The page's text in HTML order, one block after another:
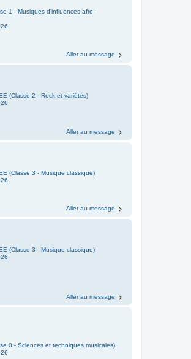
1 - Musiques d'influences afro-
Aller au message
(Classe 2 - Rock et variétés)
Aller au message
(Classe 3 - Musique classique)
Aller au message
(Classe 3 - Musique classique)
Aller au message
0 - Sciences et techniques musicales)